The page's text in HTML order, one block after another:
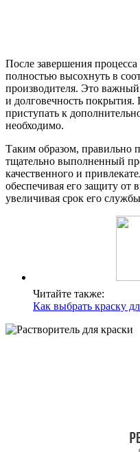
После завершения
полностью высохнуть в
производителя. Это важный
и долговечность
приступать к
необходимо.
Таким образом, правильно
тщательно выполненный
качественного и
обеспечивая его защиту от
увеличивая срок его
Читайте также:
Как выбрать краску